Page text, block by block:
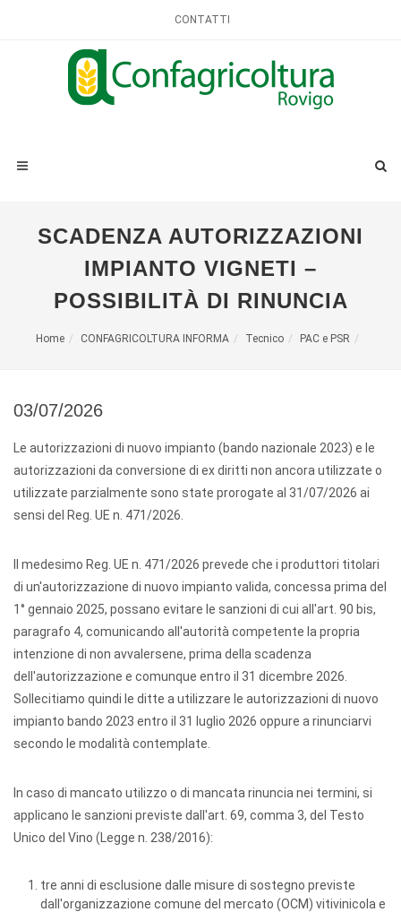
CONTATTI
SCADENZA AUTORIZZAZIONI
IMPIANTO VIGNETI –
POSSIBILITÀ DI RINUNCIA
Home CONFAGRICOLTURA INFORMA Tecnico PAC e PSR
03/07/2026
Le autorizzazioni di nuovo impianto (bando nazionale 2023) e le
autorizzazioni da conversione di ex diritti non ancora utilizzate o
utilizzate parzialmente sono state prorogate al 31/07/2026 ai
sensi del Reg. UE n. 471/2026.
Il medesimo Reg. UE n. 471/2026 prevede che i produttori titolari
di un'autorizzazione di nuovo impianto valida, concessa prima del
1° gennaio 2025, possano evitare le sanzioni di cui all'art. 90 bis,
paragrafo 4, comunicando all'autorità competente la propria
intenzione di non avvalersene, prima della scadenza
dell'autorizzazione e comunque entro il 31 dicembre 2026.
Sollecitiamo quindi le ditte a utilizzare le autorizzazioni di nuovo
impianto bando 2023 entro il 31 luglio 2026 oppure a rinunciarvi
secondo le modalità contemplate.
In caso di mancato utilizzo o di mancata rinuncia nei termini, si
applicano le sanzioni previste dall'art. 69, comma 3, del Testo
Unico del Vino (Legge n. 238/2016):
tre anni di esclusione dalle misure di sostegno previste
dall'organizzazione comune del mercato (OCM) vitivinicola e